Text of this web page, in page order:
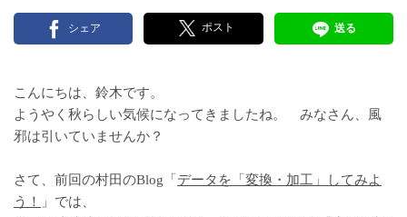
シェア ポスト 送る
こんにちは、鈴木です。
ようやく秋らしい気候になってきましたね。 みなさん、風
邪は引いていませんか？
さて、前回の村田のBlog「 データを「変換・加工」してみよ
う！
」では、